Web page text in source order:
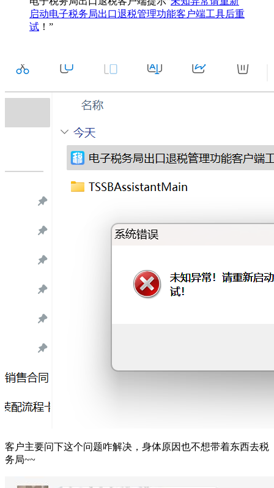
启动电子税务局出口退税管理功能客户端工具后重
试 ！”
客户主要问下这个问题咋解决，身体原因也不想带着东西去税
务局~~